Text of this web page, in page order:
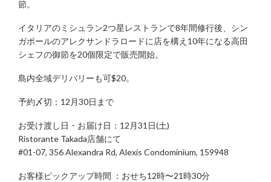
節。
イタリアのミシュラン2つ星レストランで8年間修行後、シン
ガポールのアレクサンドラロードに店を構え10年になる高田
シェフの御節を20個限定で販売開始。
島内全域デリバリーも可$20。
予約〆切：12月30日まで
お受け渡し日・お届け日：12月31日(土)
Ristorante Takada店舗にて
#01-07, 356 Alexandra Rd, Alexis Condominium, 159948
お客様ピックアップ時間 ：おせち12時〜21時30分